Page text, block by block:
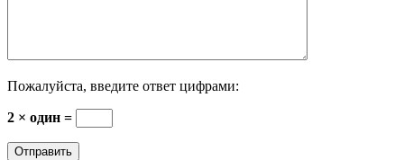
Пожалуйста, введите ответ цифрами:
2 × один =